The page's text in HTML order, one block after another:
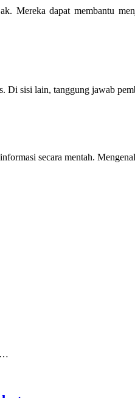
Mereka dapat membantu
sisi lain, tanggung jawab
secara mentah.